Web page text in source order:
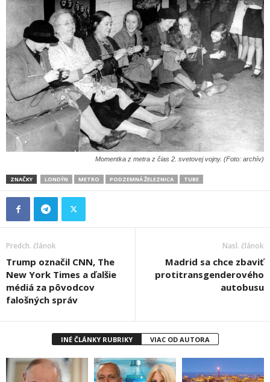
Momentka z metra z čias 2. svetovej vojny. (Foto: archív)
ZNAČKY LONDÝN METRO PODZEMNÁ ŽELEZNICA TUBE
Predch. článok
Trump označil CNN, The
New York Times a ďalšie
médiá za pôvodcov
falošných správ
Nasl. článok
Madrid sa chce zbaviť
protitransgenderového
autobusu
INÉ ČLÁNKY RUBRIKY VIAC OD AUTORA